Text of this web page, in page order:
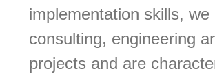
implementation skills, we
consulting, engineering
projects and are